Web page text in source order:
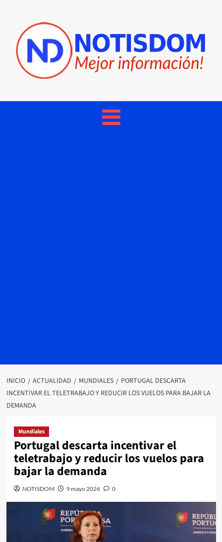
INICIO ACTUALIDAD MUNDIALES
PORTUGAL DESCARTA
INCENTIVAR EL TELETRABAJO Y REDUCIR LOS VUELOS PARA BAJAR LA
DEMANDA
Mundiales
Portugal descarta incentivar el
teletrabajo y reducir los vuelos para
bajar la demanda
NOTISDOM 9 mayo 2026 0